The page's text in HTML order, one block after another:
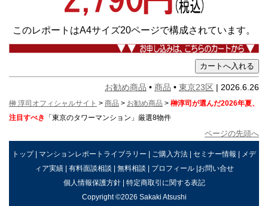
このレポートはA4サイズ20ページで構成されています。
お勧め商品 • 商品 • 東京23区 | 2026.6.26
榊 淳司オフィシャルサイト > 商品 > お勧め商品 > 榊淳司が選んだ2026年夏、
注目すべき
「東京のタワーマンション」厳選8物件
ページの先頭へ
トップ| マンションレポートライブラリー | ご購入方法 | セミナー情報 | メデ
ィア実績| 有料面談相談 | 無料相談 | プロフィール|お問い合せ
個人情報保護方針| 特定商取引に関する表記
Copyright ©2026 Sakaki Atsushi